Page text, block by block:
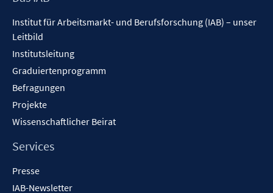
Institut für Arbeitsmarkt- und Berufsforschung (IAB) – unser
Leitbild
Institutsleitung
Graduiertenprogramm
Befragungen
Projekte
Wissenschaftlicher Beirat
Services
Presse
IAB-Newsletter